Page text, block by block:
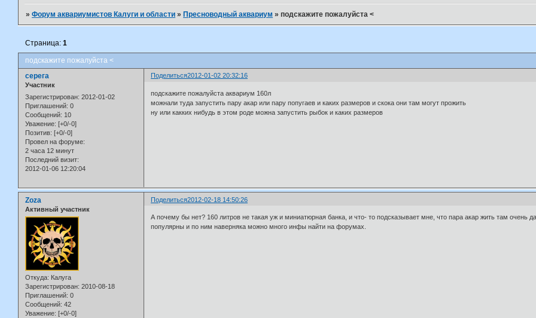
»Форум аквариумистов Калуги и области » Пресноводный аквариум »подскажите пожалуйста <
подскажите пожалуйста <
Страница:1
Поделиться2012-01-02 20:32:16
серега
Участник
Зарегистрирован: 2012-01-02
Приглашений: 0
Сообщений: 10
Уважение: [+0/-0]
Позитив: [+0/-0]
Провел на форуме:
2 часа 12 минут
Последний визит:
2012-01-06 12:20:04
подскажите пожалуйста аквариум 160л
можнали туда запустить пару акар или пару попугаев и каких размеров и скока они там могут прожить
ну или какких нибудь в этом роде можна запустить рыбок и каких размеров
Поделиться2012-02-18 14:50:26
Zoza
Активный участник
Откуда: Калуга
Зарегистрирован: 2010-08-18
Приглашений: 0
Сообщений: 42
Уважение: [+0/-0]
А почему бы нет? 160 литров не такая уж и миниатюрная банка, и что- то подсказывает мне, что пара акар жить там очень
популярны и по ним наверняка можно много инфы найти на форумах.